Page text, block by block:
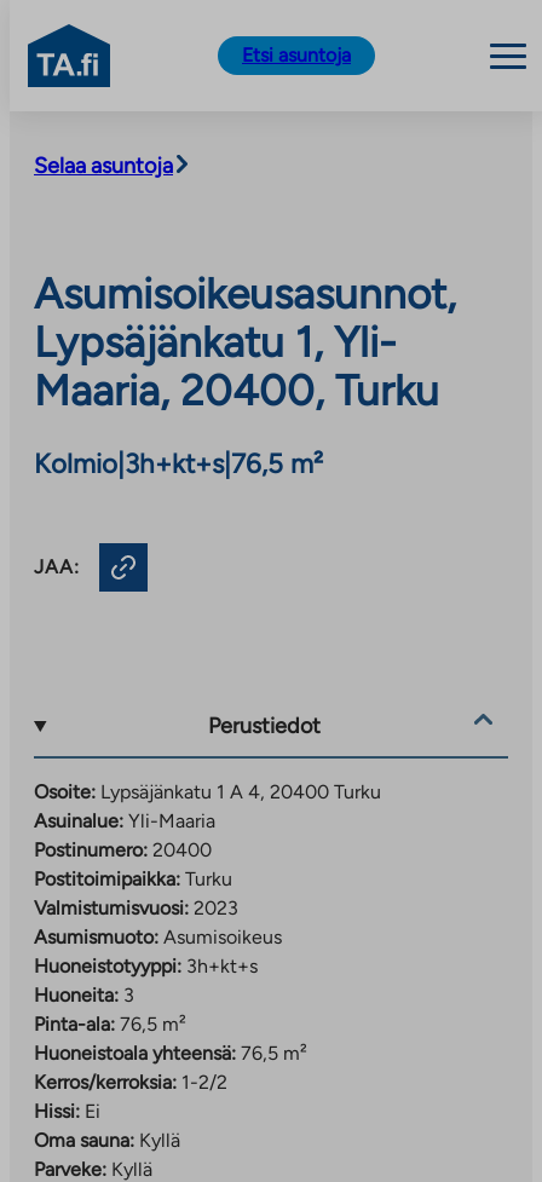
sisältöön
TA.fi
Etsi asuntoja
Selaa asuntoja
Asumisoikeusasunnot,
Lypsäjänkatu 1, Yli-
Maaria, 20400, Turku
Kolmio 3h+kt+s| 76,5 m²
JAA:
Perustiedot
Osoite: Lypsäjänkatu 1 A 4, 20400 Turku
Asuinalue: Yli-Maaria
Postinumero: 20400
Postitoimipaikka: Turku
Valmistumisvuosi: 2023
Asumismuoto: Asumisoikeus
Huoneistotyyppi: 3h+kt+s
Huoneita: 3
Pinta-ala: 76,5 m²
Huoneistoala yhteensä: 76,5 m²
Kerros/kerroksia: 1-2/2
Hissi: Ei
Oma sauna: Kyllä
Parveke: Kyllä